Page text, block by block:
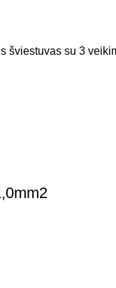
šviestuvas su 3